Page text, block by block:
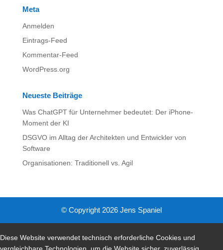
Meta
Anmelden
Eintrags-Feed
Kommentar-Feed
WordPress.org
Neueste Beiträge
Was ChatGPT für Unternehmer bedeutet: Der iPhone-
Moment der KI
DSGVO im Alltag der Architekten und Entwickler von
Software
Organisationen: Traditionell vs. Agil
© Copyright 2026 Jens Spaniel
Diese Website verwendet technisch erforderliche Cookies und